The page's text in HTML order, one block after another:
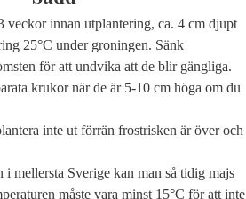
veckor innan utplantering, ca. 4 cm djupt
25°C under groningen. Sänk
för att undvika att de blir gängliga.
krukor när de är 5-10 cm höga om du
inte ut förrän frostrisken är över och
i mellersta Sverige kan man så tidig majs
måste vara minst 15°C för att inte